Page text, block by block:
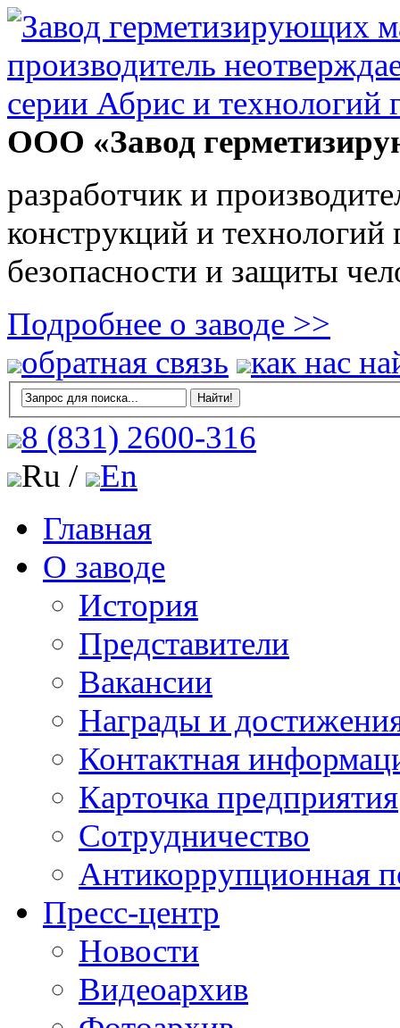
ООО «Завод
разработчик и
конструкций и
безопасности и защиты
Подробнее о заводе >>
обратная связь
как нас
8 (831) 2600-316
Ru /
En
Главная
О заводе
История
Представители
Вакансии
Награды и
Контактная
Карточка предприятия
Сотрудничество
Антикоррупционная
Пресс-центр
Новости
Видеоархив